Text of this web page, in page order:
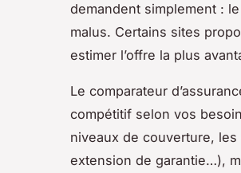
demandent simplement :
malus. Certains sites
estimer l’offre la plus
Le comparateur
compétitif selon vos
niveaux de couverture,
extension de garantie…),